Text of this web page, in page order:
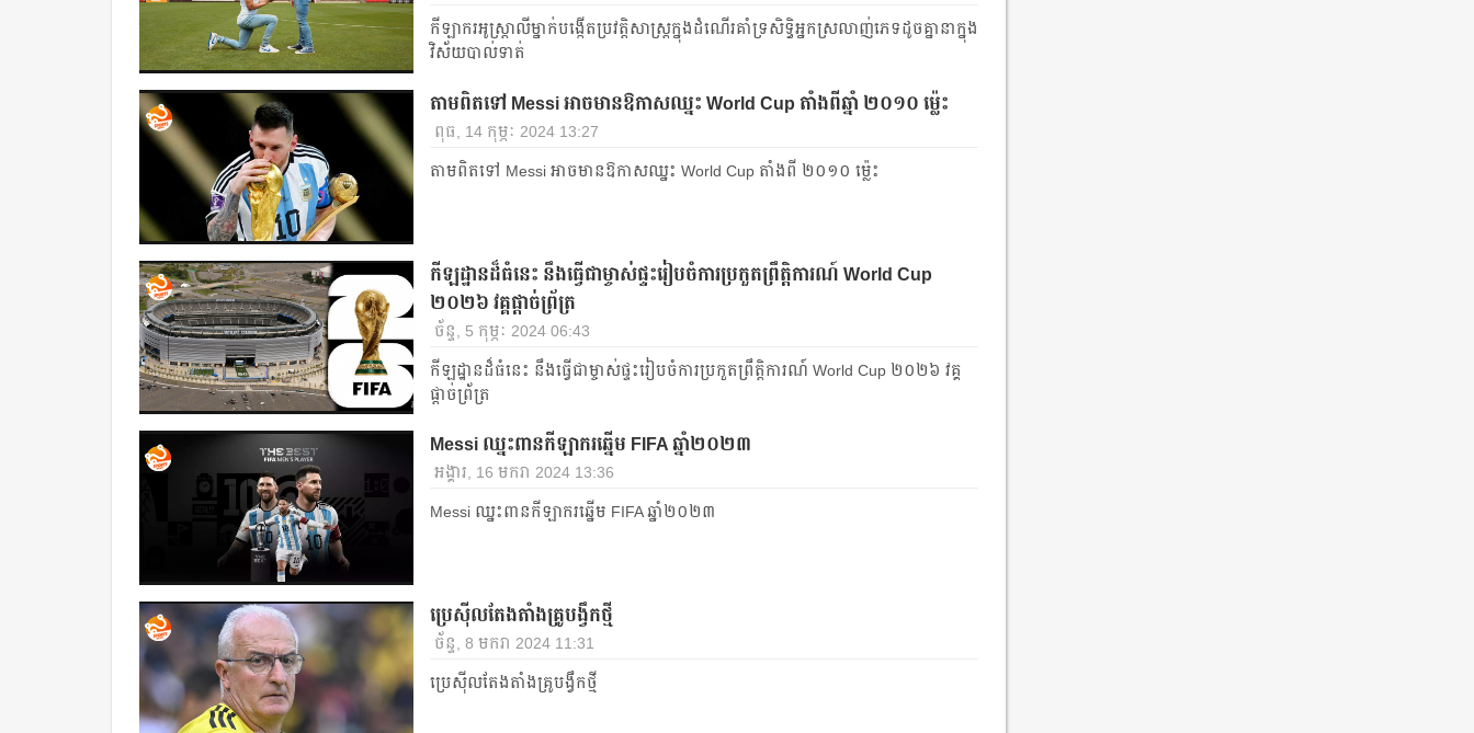
កីឡាករ​អូស្ត្រាលី​ម្នាក់​បង្កើត​ប្រវត្តិសាស្ត្រ​ក្នុង​ដំណើរ​គាំទ្រសិទ្ធិអ្នក​ស្រលាញ់​ភេទ​ដូច​គ្នា​នា​ក្នុង​
វិស័យ​បាល់ទាត់
តាម​ពិត​ទៅ Messi អាច​មាន​ឱកាស​ឈ្នះ World Cup តាំង​ពីឆ្នាំ ២០១០ ម៉្លេះ
ពុធ, 14 កុម្ភៈ 2024 13:27
តាម​ពិត​ទៅ Messi អាច​មាន​ឱកាស​ឈ្នះ World Cup តាំង​ពី ២០១០ ម៉្លេះ
កីឡដ្ឋានដ៏ធំនេះ នឹងធ្វើជាម្ចាស់ផ្ទះរៀបចំការប្រកួតព្រឹត្តិការណ៍ World Cup
២០២៦ វគ្គផ្តាច់ព្រ័ត្រ
ច័ន្ទ, 5 កុម្ភៈ 2024 06:43
កីឡដ្ឋានដ៏ធំនេះ នឹងធ្វើជាម្ចាស់ផ្ទះរៀបចំការប្រកួតព្រឹត្តិការណ៍ World Cup ២០២៦ វគ្គ
ផ្តាច់ព្រ័ត្រ
Messi ឈ្នះ​ពាន​កីឡាករ​ឆ្នើម​ FIFA ឆ្នាំ​២០២៣​
អង្គារ, 16 មករា 2024 13:36
Messi ឈ្នះ​ពាន​កីឡាករ​ឆ្នើម​ FIFA ឆ្នាំ​២០២៣​
ប្រេស៊ីល​តែង​តាំង​គ្រូ​បង្វឹក​ថ្មី
ច័ន្ទ, 8 មករា 2024 11:31
ប្រេស៊ីល​តែង​តាំង​គ្រូ​បង្វឹក​ថ្មី